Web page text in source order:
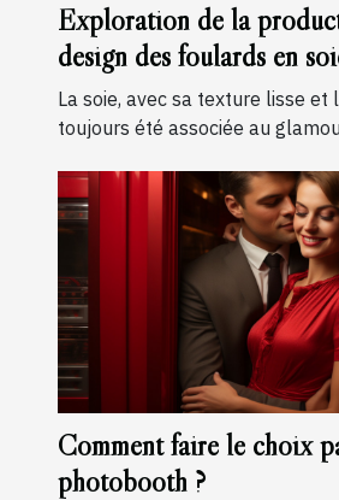
Exploration de la
design des foulards en
La soie, avec sa texture lisse et
toujours été associée au
Comment faire le choix
photobooth ?